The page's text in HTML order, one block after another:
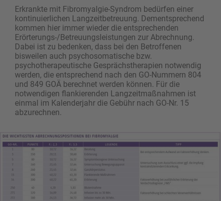
Erkrankte mit Fibromyalgie-Syndrom bedürfen einer
kontinuierlichen Langzeitbetreuung. Dementsprechend
kommen hier immer wieder die entsprechenden
Erörterungs-/Betreuungsleistungen zur Abrechnung.
Dabei ist zu bedenken, dass bei den Betroffenen
bisweilen auch psychosomatische bzw.
psychotherapeutische Gesprächstherapien notwendig
werden, die entsprechend nach den GO-Nummern 804
und 849 GOÄ berechnet werden können. Für die
notwendigen flankierenden Langzeitmaßnahmen ist
einmal im Kalenderjahr die Gebühr nach GO-Nr. 15
abzurechnen.